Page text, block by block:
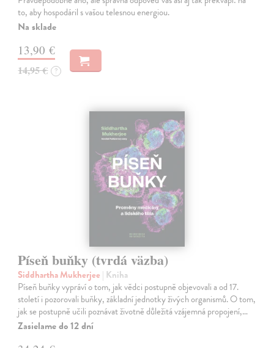
to, aby hospodáril s vašou telesnou energiou.
Na sklade
13,90 €
14,95 € ?
Píseň buňky (tvrdá väzba)
Siddhartha Mukherjee | Kniha
Píseň buňky vypráví o tom, jak vědci postupně objevovali a od 17.
století i pozorovali buňky, základní jednotky živých organismů. O tom,
jak se postupně učili poznávat životně důležitá vzájemná propojení,…
Zasielame do 12 dní